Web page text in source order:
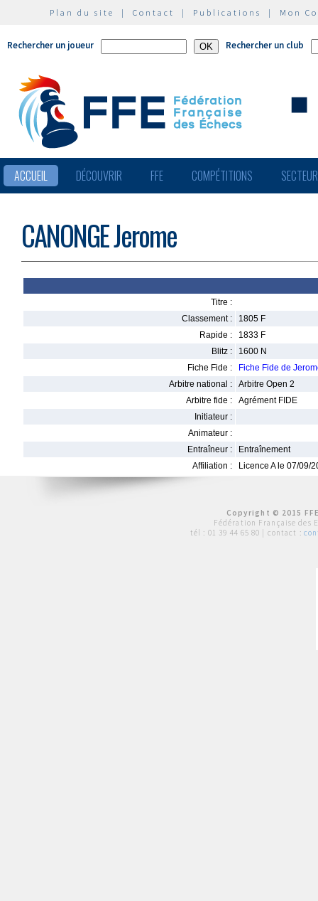
Plan du site | Contact | Publications | Mon
Rechercher un joueur Rechercher un club
ACCUEIL DÉCOUVRIR FFE COMPÉTITIONS
CANONGE Jerome
Titre :
Classement :
1805 F
Rapide :
1833 F
Blitz :
1600 N
Fiche Fide :
Fiche Fide de
Arbitre national :
Arbitre Open 2
Arbitre fide :
Agrément FIDE
Initiateur :
Animateur :
Entraîneur :
Entraînement
Affiliation :
Licence A le 07/09/
Copyright © 2015
Fédération Française des
tél : 01 39 44 65 80 | contact :